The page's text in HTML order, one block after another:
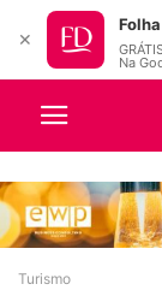
Turismo
✕
Na